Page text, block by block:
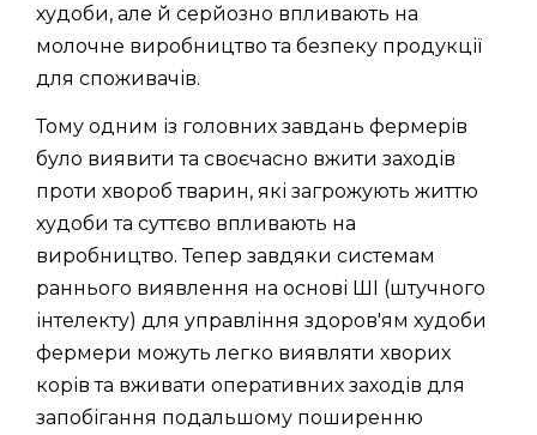
худоби, але й серйозно впливають на
молочне виробництво та безпеку продукції
для споживачів.
Тому одним із головних завдань фермерів
було виявити та своєчасно вжити заходів
проти хвороб тварин, які загрожують життю
худоби та суттєво впливають на
виробництво. Тепер завдяки системам
раннього виявлення на основі ШІ (штучного
інтелекту) для управління здоров'ям худоби
фермери можуть легко виявляти хворих
корів та вживати оперативних заходів для
запобігання подальшому поширенню